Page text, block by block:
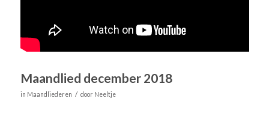
Maandlied december 2018
in Maandliederen / door Neeltje